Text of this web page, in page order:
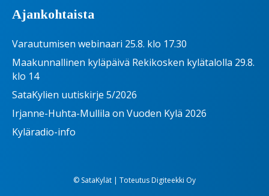
Ajankohtaista
Varautumisen webinaari 25.8. klo 17.30
Maakunnallinen kyläpäivä Rekikosken kylätalolla 29.8.
klo 14
SataKylien uutiskirje 5/2026
Irjanne-Huhta-Mullila on Vuoden Kylä 2026
Kyläradio-info
© SataKylät | ToteutusDigiteekki Oy